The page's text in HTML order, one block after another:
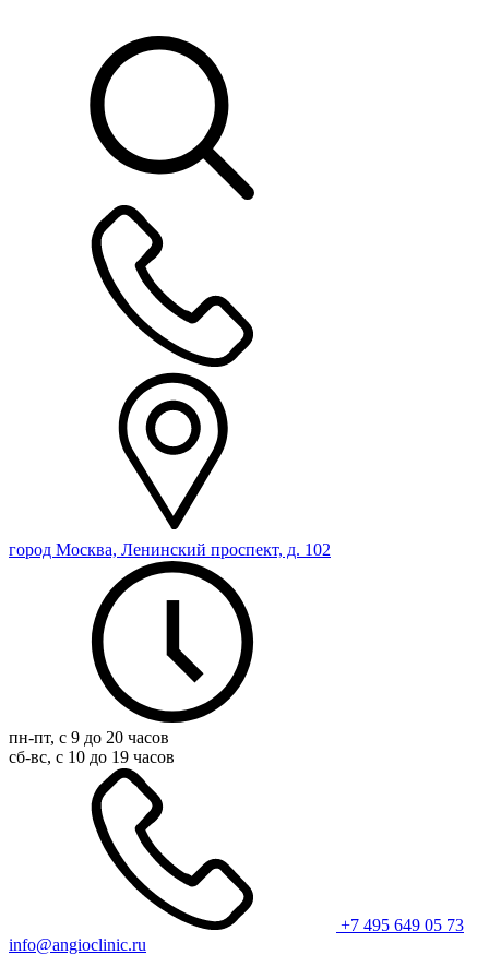
город Москва, Ленинский проспект, д. 102
пн-пт, с 9 до 20 часов
сб-вс, с 10 до 19 часов
+7 495 649 05 73
info@angioclinic.ru